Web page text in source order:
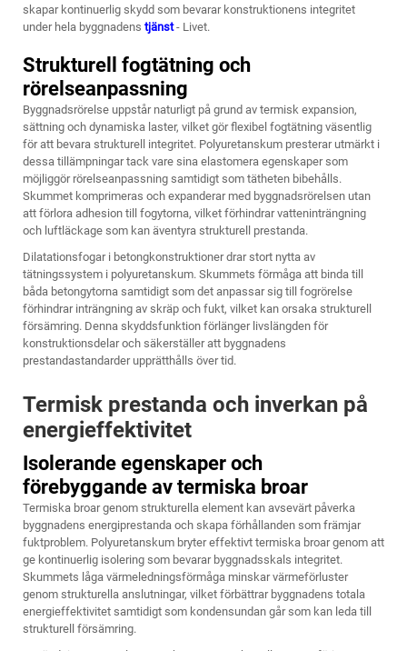
skapar kontinuerlig skydd som bevarar konstruktionens integritet
under hela byggnadens tjänst- Livet.
Strukturell fogtätning och
rörelseanpassning
Byggnadsrörelse uppstår naturligt på grund av termisk expansion,
sättning och dynamiska laster, vilket gör flexibel fogtätning väsentlig
för att bevara strukturell integritet. Polyuretanskum presterar utmärkt i
dessa tillämpningar tack vare sina elastomera egenskaper som
möjliggör rörelseanpassning samtidigt som tätheten bibehålls.
Skummet komprimeras och expanderar med byggnadsrörelsen utan
att förlora adhesion till fogytorna, vilket förhindrar vatteninträngning
och luftläckage som kan äventyra strukturell prestanda.
Dilatationsfogar i betongkonstruktioner drar stort nytta av
tätningssystem i polyuretanskum. Skummets förmåga att binda till
båda betongytorna samtidigt som det anpassar sig till fogrörelse
förhindrar inträngning av skräp och fukt, vilket kan orsaka strukturell
försämring. Denna skyddsfunktion förlänger livslängden för
konstruktionsdelar och säkerställer att byggnadens
prestandastandarder upprätthålls över tid.
Termisk prestanda och inverkan på
energieffektivitet
Isolerande egenskaper och
förebyggande av termiska broar
Termiska broar genom strukturella element kan avsevärt påverka
byggnadens energiprestanda och skapa förhållanden som främjar
fuktproblem. Polyuretanskum bryter effektivt termiska broar genom att
ge kontinuerlig isolering som bevarar byggnadsskals integritet.
Skummets låga värmeledningsförmåga minskar värmeförluster
genom strukturella anslutningar, vilket förbättrar byggnadens totala
energieffektivitet samtidigt som kondensundan går som kan leda till
strukturell försämring.